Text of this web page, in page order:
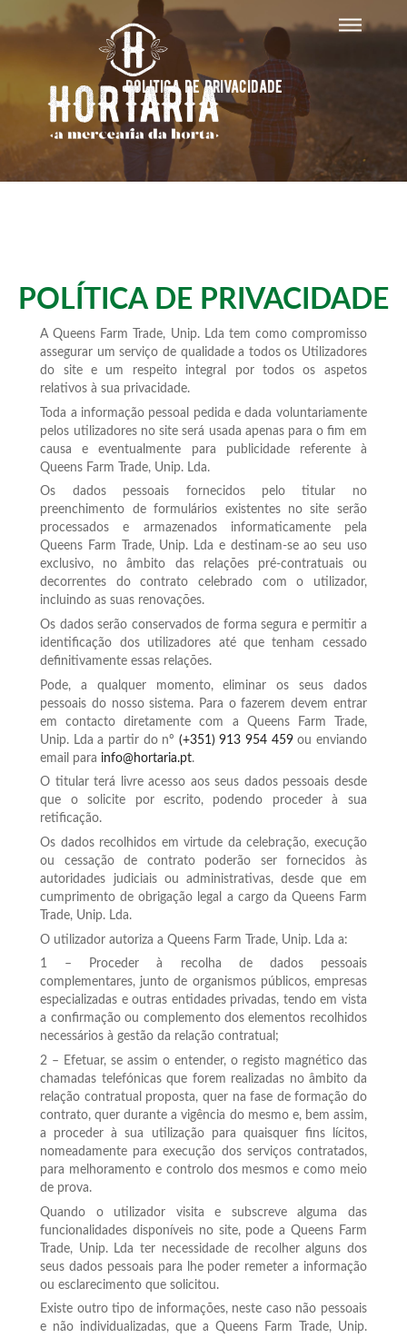
Politica de privacidade
POLÍTICA DE PRIVACIDADE
A Queens Farm Trade, Unip. Lda tem como compromisso
assegurar um serviço de qualidade a todos os Utilizadores
do site e um respeito integral por todos os aspetos
relativos à sua privacidade.
Toda a informação pessoal pedida e dada voluntariamente
pelos utilizadores no site será usada apenas para o fim em
causa e eventualmente para publicidade referente à
Queens Farm Trade, Unip. Lda.
Os dados pessoais fornecidos pelo titular no
preenchimento de formulários existentes no site serão
processados e armazenados informaticamente pela
Queens Farm Trade, Unip. Lda e destinam-se ao seu uso
exclusivo, no âmbito das relações pré-contratuais ou
decorrentes do contrato celebrado com o utilizador,
incluindo as suas renovações.
Os dados serão conservados de forma segura e permitir a
identificação dos utilizadores até que tenham cessado
definitivamente essas relações.
Pode, a qualquer momento, eliminar os seus dados
pessoais do nosso sistema. Para o fazerem devem entrar
em contacto diretamente com a Queens Farm Trade,
Unip. Lda a partir do nº (+351) 913 954 459ou enviando
email para info@hortaria.pt.
O titular terá livre acesso aos seus dados pessoais desde
que o solicite por escrito, podendo proceder à sua
retificação.
Os dados recolhidos em virtude da celebração, execução
ou cessação de contrato poderão ser fornecidos às
autoridades judiciais ou administrativas, desde que em
cumprimento de obrigação legal a cargo da Queens Farm
Trade, Unip. Lda.
O utilizador autoriza a Queens Farm Trade, Unip. Lda a:
1 – Proceder à recolha de dados pessoais
complementares, junto de organismos públicos, empresas
especializadas e outras entidades privadas, tendo em vista
a confirmação ou complemento dos elementos recolhidos
necessários à gestão da relação contratual;
2 – Efetuar, se assim o entender, o registo magnético das
chamadas telefónicas que forem realizadas no âmbito da
relação contratual proposta, quer na fase de formação do
contrato, quer durante a vigência do mesmo e, bem assim,
a proceder à sua utilização para quaisquer fins lícitos,
nomeadamente para execução dos serviços contratados,
para melhoramento e controlo dos mesmos e como meio
de prova.
Quando o utilizador visita e subscreve alguma das
funcionalidades disponíveis no site, pode a Queens Farm
Trade, Unip. Lda ter necessidade de recolher alguns dos
seus dados pessoais para lhe poder remeter a informação
ou esclarecimento que solicitou.
Existe outro tipo de informações, neste caso não pessoais
e não individualizadas, que a Queens Farm Trade, Unip.